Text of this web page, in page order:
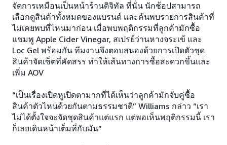
จัดการเหมือนเป็นหน้าร้านดิจิทัล ที่นั่น นักช้อปสามารถ
เลือกดูสินค้าทั้งหมดของแบรนด์ และค้นพบรายการสินค้าที่
ไม่เคยพบที่ไหนมาก่อน เมื่อพบพฤติกรรมที่ลูกค้ามักซื้อ
แชมพู Apple Cider Vinegar, สเปรย์ว่านหางจระเข้ และ
Loc Gel พร้อมกัน ทีมงานจึงตอบสนองด้วยการเปิดตัวชุด
สินค้าจัดเซ็ตที่คัดสรร ทำให้เส้นทางการซื้อสะดวกขึ้นและ
เพิ่ม AOV
“เป็นเรื่องเปิดหูเปิดตามากที่ได้เห็นว่าลูกค้ามักจับคู่ซื้อ
สินค้าตัวไหนด้วยกันตามธรรมชาติ” Williams กล่าว “เรา
ไม่ได้ตั้งใจจะจัดชุดสินค้าแต่แรก แต่พอเห็นพฤติกรรมนี้ เรา
ก็เลยเดินหน้าเต็มที่กับมัน”